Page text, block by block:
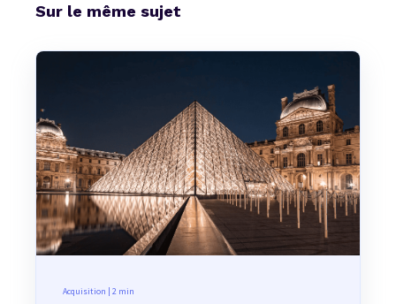
Sur le même sujet
Acquisition | 2 min